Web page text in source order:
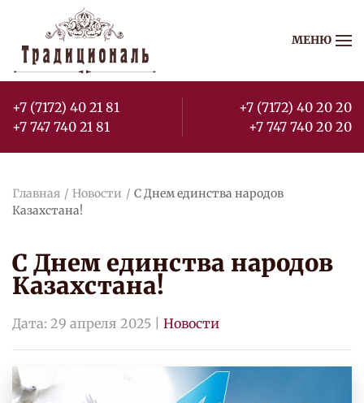
Перейти к содержимому МЕНЮ
+7 (7172) 40 21 81
+7 747 740 21 81
+7 (7172) 40 20 20
+7 747 740 20 20
Главная Новости
С Днем единства народов
Казахстана!
С Днем единства народов
Казахстана!
Дата: 29 апреля 2025 Новости